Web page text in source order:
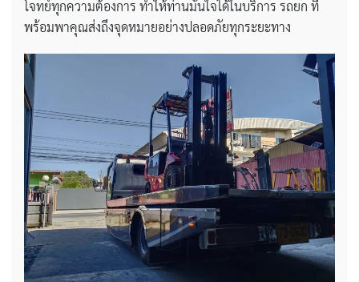
โจทย์ทุกความต้องการ ทำให้ท่านมั่นใจได้ในบริการ รถยก ที่
พร้อมพาคุณส่งถึงจุดหมายอย่างปลอดภัยทุกระยะทาง